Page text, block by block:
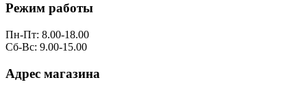
Режим работы
Пн-Пт: 8.00-18.00
Сб-Вс: 9.00-15.00
Адрес магазина